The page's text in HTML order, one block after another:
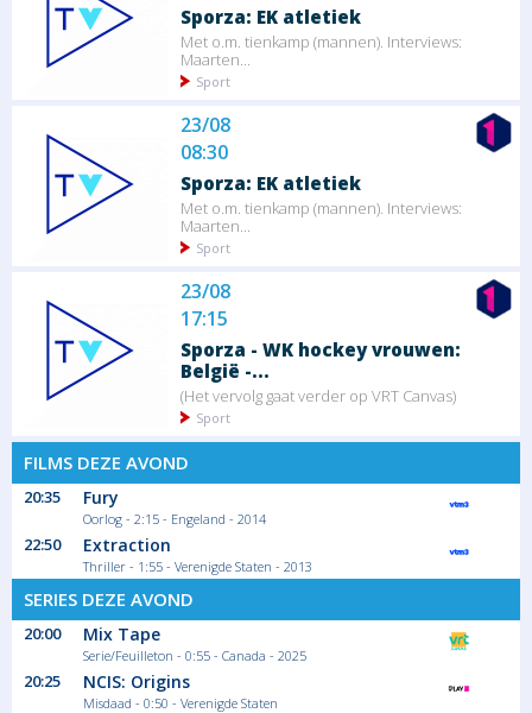
Sporza: EK atletiek
Met o.m. tienkamp (mannen). Interviews:
Maarten...
Sport
23/08
08:30
Sporza: EK atletiek
Met o.m. tienkamp (mannen). Interviews:
Maarten...
Sport
23/08
17:15
Sporza - WK hockey vrouwen:
België -...
(Het vervolg gaat verder op VRT Canvas)
Sport
FILMS DEZE AVOND
20:35 Fury
Oorlog - 2:15 - Engeland - 2014
22:50 Extraction
Thriller - 1:55 - Verenigde Staten - 2013
SERIES DEZE AVOND
20:00 Mix Tape
Serie/Feuilleton - 0:55 - Canada - 2025
20:25 NCIS: Origins
Misdaad - 0:50 - Verenigde Staten